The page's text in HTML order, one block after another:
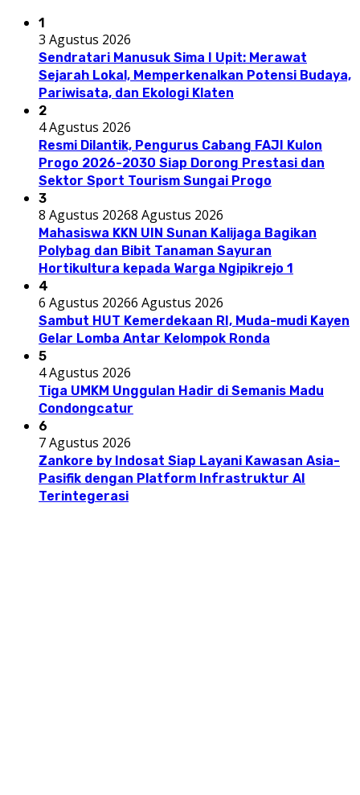
1
3 Agustus 2026
Sendratari Manusuk Sima I Upit: Merawat
Sejarah Lokal, Memperkenalkan Potensi Budaya,
Pariwisata, dan Ekologi Klaten
2
4 Agustus 2026
Resmi Dilantik, Pengurus Cabang FAJI Kulon
Progo 2026-2030 Siap Dorong Prestasi dan
Sektor Sport Tourism Sungai Progo
3
8 Agustus 20268 Agustus 2026
Mahasiswa KKN UIN Sunan Kalijaga Bagikan
Polybag dan Bibit Tanaman Sayuran
Hortikultura kepada Warga Ngipikrejo 1
4
6 Agustus 20266 Agustus 2026
Sambut HUT Kemerdekaan RI, Muda-mudi Kayen
Gelar Lomba Antar Kelompok Ronda
5
4 Agustus 2026
Tiga UMKM Unggulan Hadir di Semanis Madu
Condongcatur
6
7 Agustus 2026
Zankore by Indosat Siap Layani Kawasan Asia-
Pasifik dengan Platform Infrastruktur AI
Terintegerasi